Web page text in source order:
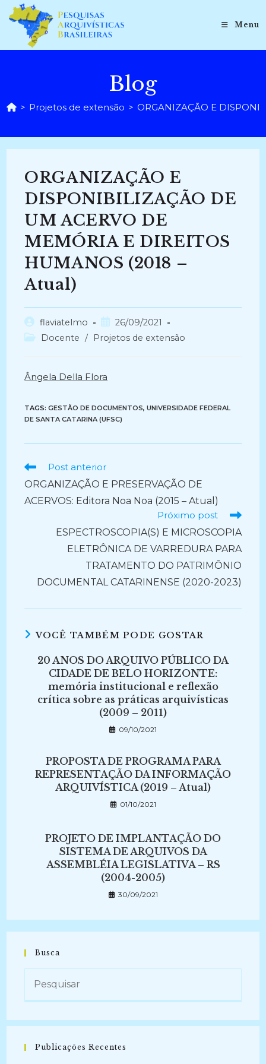
para
conteúdo
Menu
Blog
> Projetos de extensão > ORGANIZAÇÃO E
ORGANIZAÇÃO E
DISPONIBILIZAÇÃO DE
UM ACERVO DE
MEMÓRIA E DIREITOS
HUMANOS (2018 –
Atual)
Autor
do
flaviatelmo
Post
publicado:
26/09/2021
Categoria
Docente / Projetos de extensão
Ângela Della Flora
TAGS:GESTÃO DE DOCUMENTOS, UNIVERSIDADE FEDERAL
DE SANTA CATARINA (UFSC)
Ler
artigos
Post anterior
ORGANIZAÇÃO E PRESERVAÇÃO DE
ACERVOS: Editora Noa Noa (2015 – Atual)
Próximo post
ESPECTROSCOPIA(S) E MICROSCOPIA
ELETRÔNICA DE VARREDURA PARA
TRATAMENTO DO PATRIMÔNIO
DOCUMENTAL CATARINENSE (2020-2023)
VOCÊ TAMBÉM PODE GOSTAR
20 ANOS DO ARQUIVO PÚBLICO DA
CIDADE DE BELO HORIZONTE:
memória institucional e reflexão
crítica sobre as práticas arquivísticas
(2009 – 2011)
09/10/2021
PROPOSTA DE PROGRAMA PARA
REPRESENTAÇÃO DA INFORMAÇÃO
ARQUIVÍSTICA (2019 – Atual)
01/10/2021
PROJETO DE IMPLANTAÇÃO DO
SISTEMA DE ARQUIVOS DA
ASSEMBLÉIA LEGISLATIVA – RS
(2004-2005)
30/09/2021
Busca
Publicações Recentes